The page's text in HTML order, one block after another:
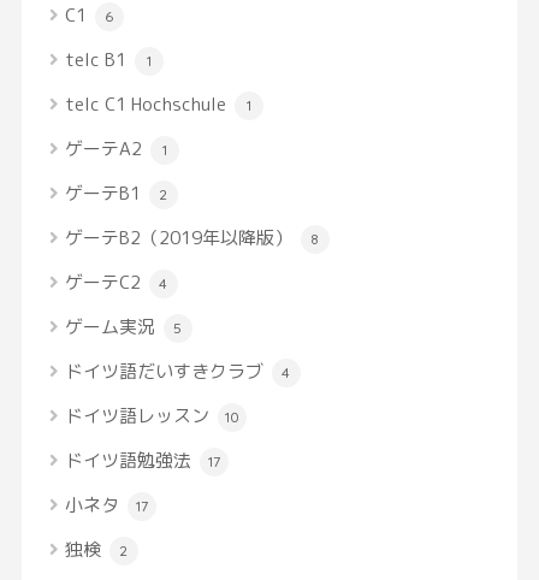
C1 6
telc B1 1
telc C1 Hochschule 1
ゲーテA2 1
ゲーテB1 2
ゲーテB2（2019年以降版） 8
ゲーテC2 4
ゲーム実況 5
ドイツ語だいすきクラブ 4
ドイツ語レッスン 10
ドイツ語勉強法 17
小ネタ 17
独検 2